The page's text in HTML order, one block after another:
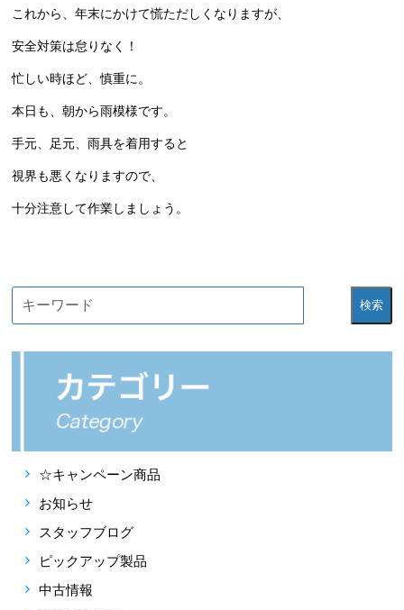
これから、年末にかけて慌ただしくなりますが、
安全対策は怠りなく！
忙しい時ほど、慎重に。
本日も、朝から雨模様です。
手元、足元、雨具を着用すると
視界も悪くなりますので、
十分注意して作業しましょう。
検索
☆キャンペーン商品
お知らせ
スタッフブログ
ピックアップ製品
中古情報